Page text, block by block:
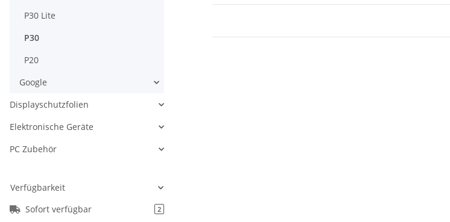
P30 Lite
P30
P20
Google
Displayschutzfolien
Elektronische Geräte
PC Zubehör
Verfügbarkeit
Sofort verfügbar
2